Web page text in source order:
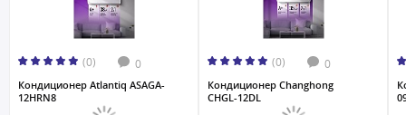
(0) 0
Кондиционер Atlantiq ASAGA-
12HRN8
(0) 0
Кондиционер Changhong
CHGL-12DL